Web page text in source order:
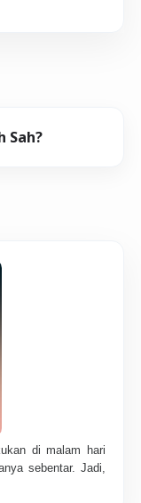
Sah?
di malam hari
sebentar. Jadi,